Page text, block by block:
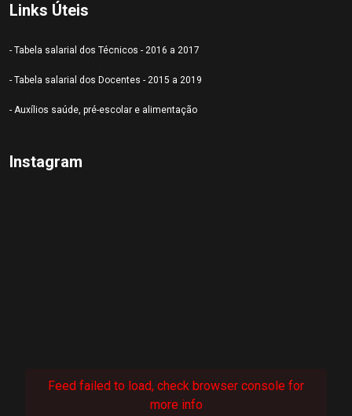
Links Úteis
- Tabela salarial dos Técnicos - 2016 a 2017
- Tabela salarial dos Docentes - 2015 a 2019
- Auxílios saúde, pré-escolar e alimentação
Instagram
Feed failed to load, check browser console for
more info